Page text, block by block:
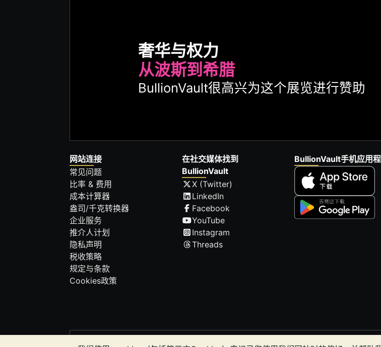
奢华与权力
从波斯到希腊
BullionVault很高兴为这个展览进行赞助
网站连接
常见问题
比率 & 费用
成本计算器
盎司/千克转换器
企业服务
推介人计划
隐私声明
税收策略
规定与条款
Cookies政策
在社交媒体找到
BullionVault
X (Twitter)
LinkedIn
Facebook
YouTube
Instagram
Threads
BullionVault手机应用